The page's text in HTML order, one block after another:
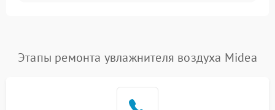
Этапы ремонта увлажнителя воздуха Midea